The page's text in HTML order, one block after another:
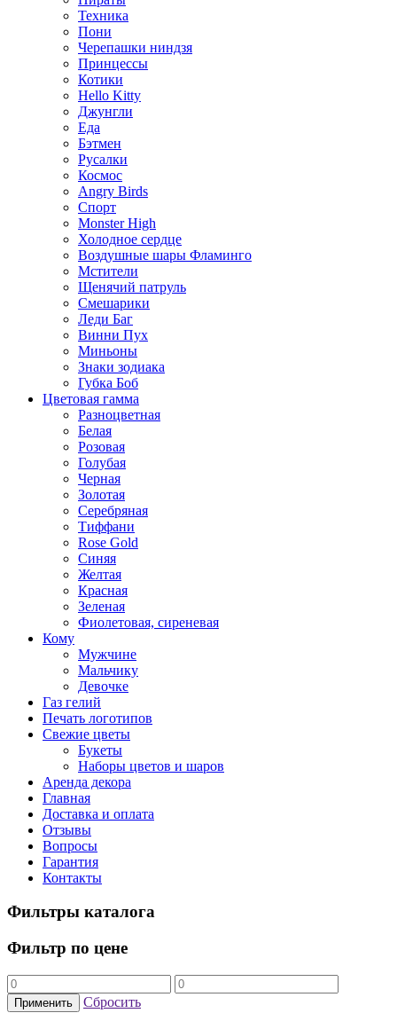
Техника
Пони
Черепашки ниндзя
Принцессы
Котики
Hello Kitty
Джунгли
Еда
Бэтмен
Русалки
Космос
Angry Birds
Спорт
Monster High
Холодное сердце
Воздушные шары Фламинго
Мстители
Щенячий патруль
Смешарики
Леди Баг
Винни Пух
Миньоны
Знаки зодиака
Губка Боб
Цветовая гамма
Разноцветная
Белая
Розовая
Голубая
Черная
Золотая
Серебряная
Тиффани
Rose Gold
Синяя
Желтая
Красная
Зеленая
Фиолетовая, сиреневая
Кому
Мужчине
Мальчику
Девочке
Газ гелий
Печать логотипов
Свежие цветы
Букеты
Наборы цветов и шаров
Аренда декора
Главная
Доставка и оплата
Отзывы
Вопросы
Гарантия
Контакты
Фильтры каталога
Фильтр по цене
Применить Сбросить